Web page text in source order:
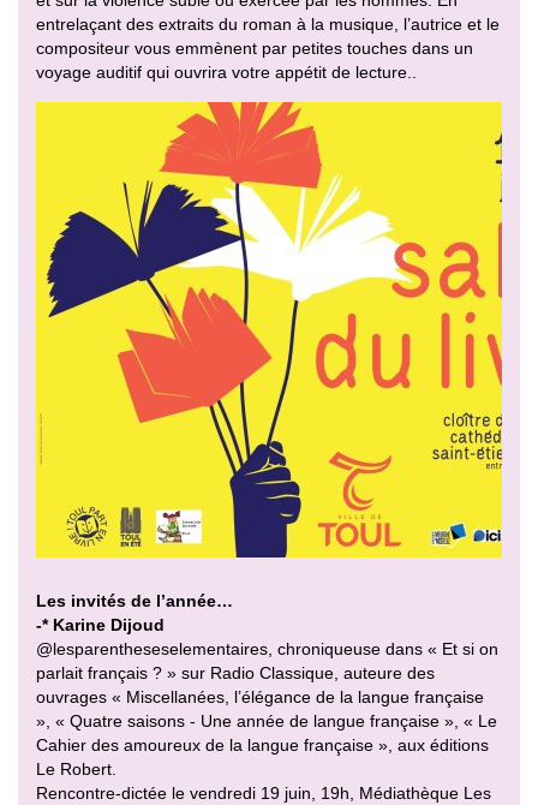
entrelaçant des extraits du roman à la musique, l’autrice et le
compositeur vous emmènent par petites touches dans un
voyage auditif qui ouvrira votre appétit de lecture..
Les invités de l’année…
-* Karine Dijoud
@lesparentheseselementaires, chroniqueuse dans « Et si on
parlait français ? » sur Radio Classique, auteure des
ouvrages « Miscellanées, l’élégance de la langue française
», « Quatre saisons - Une année de langue française », « Le
Cahier des amoureux de la langue française », aux éditions
Le Robert.
Rencontre-dictée le vendredi 19 juin, 19h, Médiathèque Les